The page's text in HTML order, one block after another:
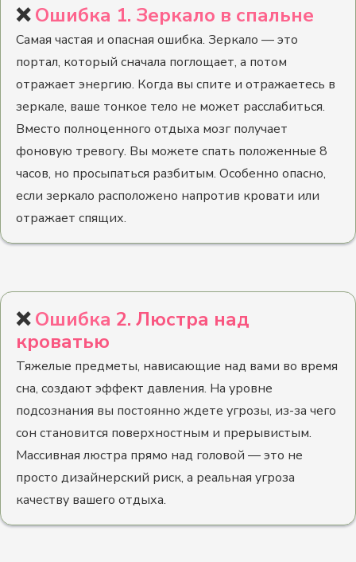
❌Ошибка 1. Зеркало в спальне
Самая частая и опасная ошибка. Зеркало — это
портал, который сначала поглощает, а потом
отражает энергию. Когда вы спите и отражаетесь в
зеркале, ваше тонкое тело не может расслабиться.
Вместо полноценного отдыха мозг получает
фоновую тревогу. Вы можете спать положенные 8
часов, но просыпаться разбитым. Особенно опасно,
если зеркало расположено напротив кровати или
отражает спящих.
❌Ошибка 2. Люстра над
кроватью
Тяжелые предметы, нависающие над вами во время
сна, создают эффект давления. На уровне
подсознания вы постоянно ждете угрозы, из-за чего
сон становится поверхностным и прерывистым.
Массивная люстра прямо над головой — это не
просто дизайнерский риск, а реальная угроза
качеству вашего отдыха.